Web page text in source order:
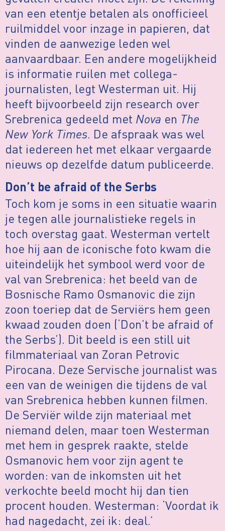
van een etentje betalen als onofficieel
ruilmiddel voor inzage in papieren, dat
vinden de aanwezige leden wel
aanvaardbaar. Een andere mogelijkheid
is informatie ruilen met collega-
journalisten, legt Westerman uit. Hij
heeft bijvoorbeeld zijn research over
Srebrenica gedeeld met Nova en The
New York Times. De afspraak was wel
dat iedereen het met elkaar vergaarde
nieuws op dezelfde datum publiceerde.
Don’t be afraid of the Serbs
Toch kom je soms in een situatie waarin
je tegen alle journalistieke regels in
toch overstag gaat. Westerman vertelt
hoe hij aan de iconische foto kwam die
uiteindelijk het symbool werd voor de
val van Srebrenica: het beeld van de
Bosnische Ramo Osmanovic die zijn
zoon toeriep dat de Serviërs hem geen
kwaad zouden doen (‘Don’t be afraid of
the Serbs’). Dit beeld is een still uit
filmmateriaal van Zoran Petrovic
Pirocana. Deze Servische journalist was
een van de weinigen die tijdens de val
van Srebrenica hebben kunnen filmen.
De Serviër wilde zijn materiaal met
niemand delen, maar toen Westerman
met hem in gesprek raakte, stelde
Osmanovic hem voor zijn agent te
worden: van de inkomsten uit het
verkochte beeld mocht hij dan tien
procent houden. Westerman: ‘Voordat ik
had nagedacht, zei ik: deal.’